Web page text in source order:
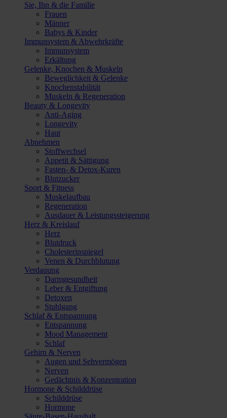
Sie, Ihn & die Familie
Frauen
Männer
Babys & Kinder
Immunsystem & Abwehrkräfte
Immunsystem
Erkältung
Gelenke, Knochen & Muskeln
Beweglichkeit & Gelenke
Knochenstabilität
Muskeln & Regeneration
Beauty & Longevity
Anti-Aging
Longevity
Haut
Abnehmen
Stoffwechsel
Appetit & Sättigung
Fasten- & Detox-Kuren
Blutzucker
Sport & Fitness
Muskelaufbau
Regeneration
Ausdauer & Leistungssteigerung
Herz & Kreislauf
Herz
Blutdruck
Cholesterinspiegel
Venen & Durchblutung
Verdauung
Darmgesundheit
Leber & Entgiftung
Detoxen
Stuhlgang
Schlaf & Entspannung
Entspannung
Mood Management
Schlaf
Gehirn & Nerven
Augen und Sehvermögen
Nerven
Gedächtnis & Konzentration
Hormone & Schilddrüse
Schilddrüse
Hormone
Säure-Basen-Haushalt